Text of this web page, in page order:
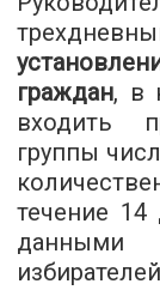
граждан, в
входить
группы
течение
данными